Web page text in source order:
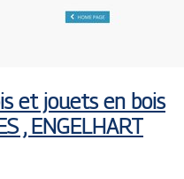
et jouets en bois
, ENGELHART